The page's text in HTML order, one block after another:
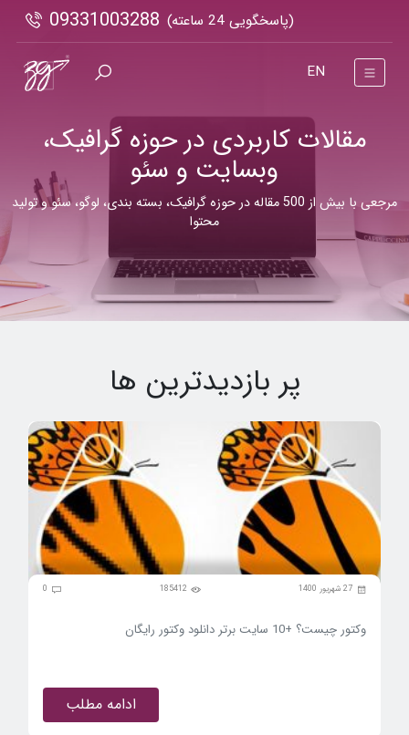
(پاسخگویی 24 ساعته) 09331003288
EN
مقالات کاربردی در حوزه گرافیک،
وبسایت و سئو
مرجعی با بیش از 500 مقاله در حوزه گرافیک، بسته بندی، لوگو، سئو و تولید
محتوا
پر بازدیدترین ها
27 شهریور 1400 185412
0
وکتور چیست؟ +10 سایت برتر دانلود وکتور رایگان
ادامه مطلب